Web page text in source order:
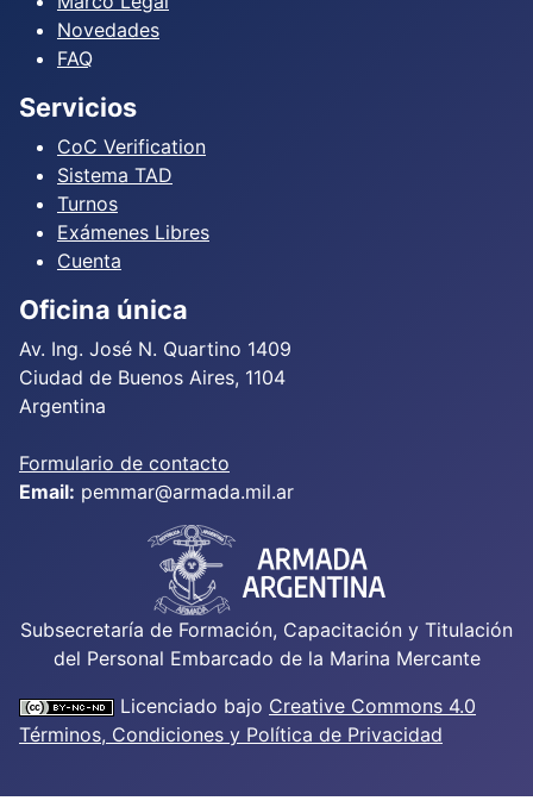
Novedades
FAQ
Servicios
CoC Verification
Sistema TAD
Turnos
Exámenes Libres
Cuenta
Oficina única
Av. Ing. José N. Quartino 1409
Ciudad de Buenos Aires, 1104
Argentina
Formulario de contacto
Email: pemmar@armada.mil.ar
Subsecretaría de Formación, Capacitación y Titulación
del Personal Embarcado de la Marina Mercante
Licenciado bajo Creative Commons 4.0
Términos, Condiciones y Política de Privacidad